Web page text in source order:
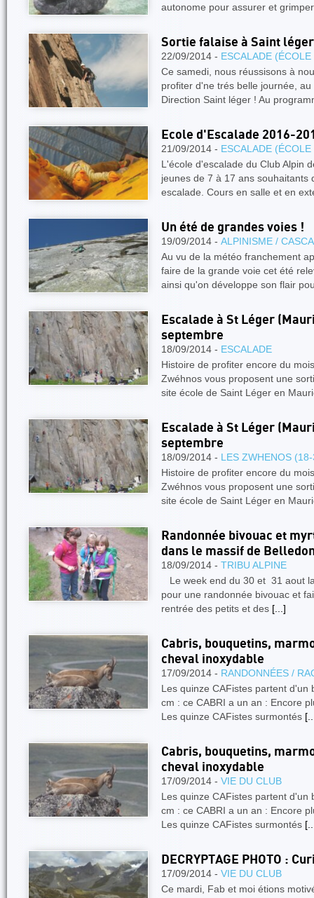
autonome pour assurer et
Sortie falaise à Saint léger
22/09/2014 - ESCALADE
Ce samedi, nous réussisons à
profiter d'ne trés belle journée,
Direction Saint léger ! Au
Ecole d'Escalade 2016-
21/09/2014 - ESCALADE
L'école d'escalade du Club Alpin
jeunes de 7 à 17 ans
escalade. Cours en salle et en
Un été de grandes voies !
19/09/2014 - ALPINISME /
Au vu de la météo franchement
faire de la grande voie cet été
ainsi qu'on développe son flair
Escalade à St Léger
septembre
18/09/2014 - ESCALADE
Histoire de profiter encore du
Zwéhnos vous proposent une
site école de Saint Léger en
Escalade à St Léger
septembre
18/09/2014 - LES ZWHENOS
Histoire de profiter encore du
Zwéhnos vous proposent une
site école de Saint Léger en
Randonnée bivouac et
dans le massif de
18/09/2014 - TRIBU ALPINE
Le week end du 30 et 31 aout
pour une randonnée bivouac et
rentrée des petits et des [...]
Cabris, bouquetins,
cheval inoxydable
17/09/2014 - RANDONNÉES /
Les quinze CAFistes partent
cm : ce CABRI a un an : Encore
Les quinze CAFistes surmontés
Cabris, bouquetins,
cheval inoxydable
17/09/2014 - VIE DU CLUB
Les quinze CAFistes partent
cm : ce CABRI a un an : Encore
Les quinze CAFistes surmontés
DECRYPTAGE PHOTO :
17/09/2014 - VIE DU CLUB
Ce mardi, Fab et moi étions